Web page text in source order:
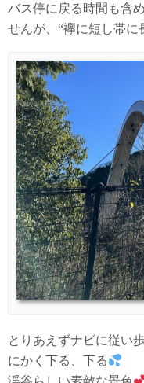
バス停に戻る時間も含
せんが、“襷に短し帯に
とりあえずナビに従い
にかく下る、下る